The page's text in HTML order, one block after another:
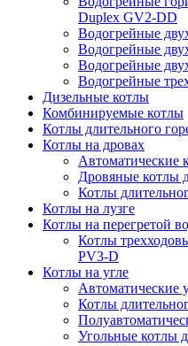
Duplex GV2-DD
Водогрейные
Водогрейные
Водогрейные
Водогрейные
Дизельные котлы
Комбинируемые котлы
Котлы длительного
Котлы на дровах
Автоматические
Дровяные котлы
Котлы
Котлы на лузге
Котлы на перегретой
Котлы
PV3-D
Котлы на угле
Автоматические
Котлы
Угольные котлы